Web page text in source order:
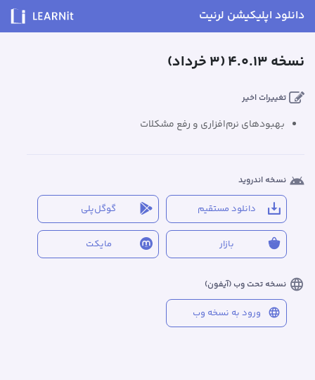
دانلود اپلیکیشن لرنیت
نسخه ۴.۰.۱۳ (۳ خرداد)
تغییرات اخیر
بهبودهای نرم‌افزاری و رفع مشکلات
نسخه اندروید
دانلود مستقیم گوگل‌پلی
بازار مایکت
نسخه تحت وب (آیفون)
ورود به نسخه وب